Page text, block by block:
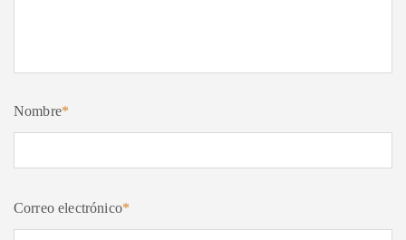
Nombre*
Correo electrónico*